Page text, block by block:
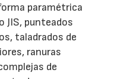
paramétrica
JIS, punteados
taladrados de
ranuras
de